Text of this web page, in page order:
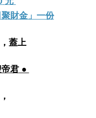
財金」一份
蓋上
君●